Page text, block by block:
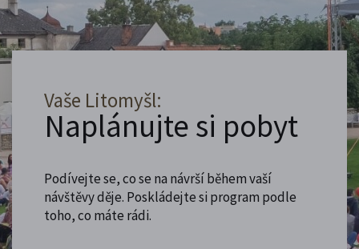
Vaše Litomyšl:
Naplánujte si pobyt
Podívejte se, co se na návrší během vaší
návštěvy děje. Poskládejte si program podle
toho, co máte rádi.